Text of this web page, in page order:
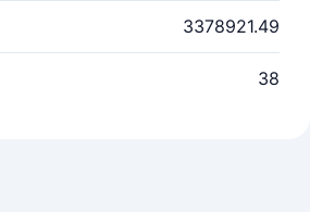
3378921.49
38